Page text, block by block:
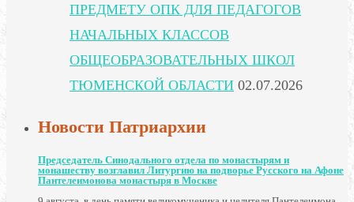
ПРЕДМЕТУ ОПК ДЛЯ ПЕДАГОГОВ
НАЧАЛЬНЫХ КЛАССОВ
ОБЩЕОБРАЗОВАТЕЛЬНЫХ ШКОЛ
ТЮМЕНСКОЙ ОБЛАСТИ 02.07.2026
Новости Патриархии
Председатель Синодального отдела по монастырям и
монашеству возглавил Литургию на подворье Русского на Афоне
Пантелеимонова монастыря в Москве